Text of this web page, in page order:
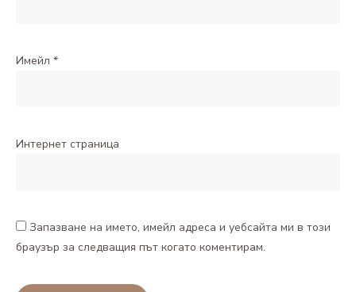
Имейл *
Интернет страница
Запазване на името, имейл адреса и уебсайта ми в този
браузър за следващия път когато коментирам.